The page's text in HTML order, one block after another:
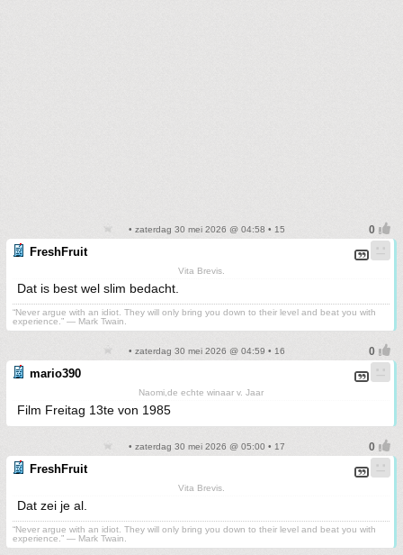
• zaterdag 30 mei 2026 @ 04:58 • 15
FreshFruit
Vita Brevis.
Dat is best wel slim bedacht.
“Never argue with an idiot. They will only bring you down to their level and beat you with
experience.” ― Mark Twain.
• zaterdag 30 mei 2026 @ 04:59 • 16
mario390
Naomi,de echte winaar v. Jaar
Film Freitag 13te von 1985
• zaterdag 30 mei 2026 @ 05:00 • 17
FreshFruit
Vita Brevis.
Dat zei je al.
“Never argue with an idiot. They will only bring you down to their level and beat you with
experience.” ― Mark Twain.